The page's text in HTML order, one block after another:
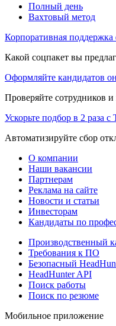
Полный день
Вахтовый метод
Корпоративная поддержка
Какой соцпакет вы
Оформляйте кандидатов
Проверяйте сотрудников
Ускорьте подбор в 2 раза с
Автоматизируйте сбор
О компании
Наши вакансии
Партнерам
Реклама на сайте
Новости и статьи
Инвесторам
Кандидаты по
Производственный
Требования к ПО
Безопасный
HeadHunter API
Поиск работы
Поиск по резюме
Мобильное приложение